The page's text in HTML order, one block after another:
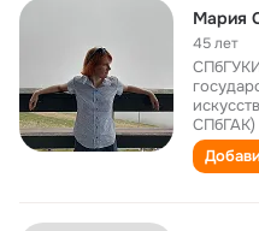
Мария
45 лет
СПбГАК)